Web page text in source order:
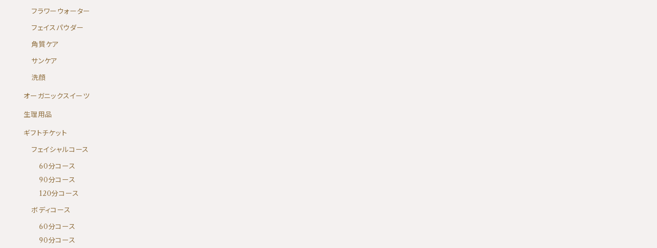
フラワーウォーター
フェイスパウダー
角質ケア
サンケア
洗顔
オーガニックスイーツ
生理用品
ギフトチケット
フェイシャルコース
60分コース
90分コース
120分コース
ボディコース
60分コース
90分コース